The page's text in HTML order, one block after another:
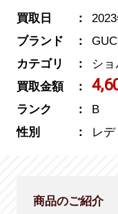
買取日
ブランド
カテゴリ
シ
買取金額
ランク
B
性別
レ
商品のご紹介